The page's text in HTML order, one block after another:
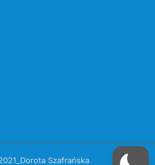
Szafrańska